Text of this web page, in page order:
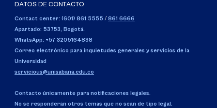
DATOS DE CONTACTO
Contact center: (601) 861 5555 / 861 6666
Apartado: 53753, Bogotá.
WhatsApp: +57 3205164838
Correo electrónico para inquietudes generales y servicios de la
Universidad
servicious@unisabana.edu.co
Contacto únicamente para notificaciones legales.
No se responderán otros temas que no sean de tipo legal.